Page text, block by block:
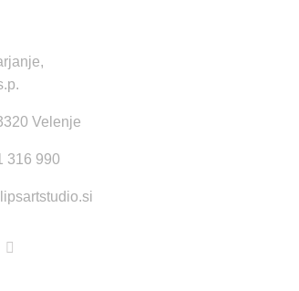
Velenje
316 990